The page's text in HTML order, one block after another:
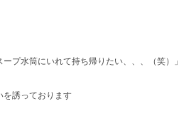
プ水筒にいれて持ち帰りたい、、、（笑）」
を誘っております